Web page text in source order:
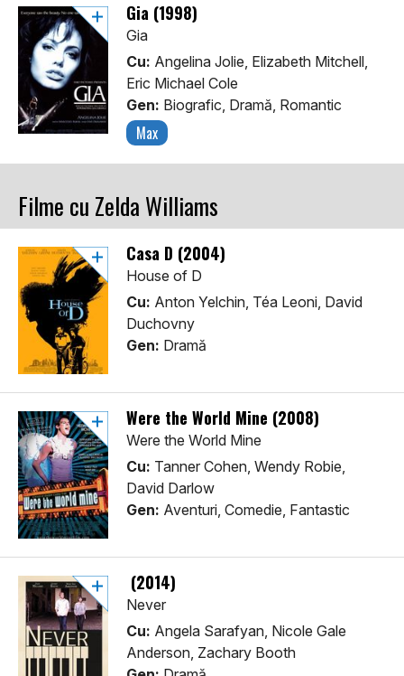
Gia (1998)
Gia
Cu: Angelina Jolie, Elizabeth Mitchell,
Eric Michael Cole
Gen: Biografic, Dramă, Romantic
Max
Filme cu Zelda Williams
Casa D (2004)
House of D
Cu: Anton Yelchin, Téa Leoni, David
Duchovny
Gen: Dramă
Were the World Mine (2008)
Were the World Mine
Cu: Tanner Cohen, Wendy Robie,
David Darlow
Gen: Aventuri, Comedie, Fantastic
(2014)
Never
Cu: Angela Sarafyan, Nicole Gale
Anderson, Zachary Booth